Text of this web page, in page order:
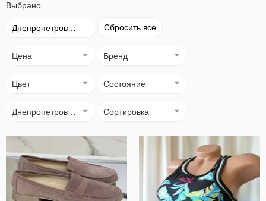
Выбрано
Сбросить все
Цена Бренд
Цвет Состояние
Сортировка